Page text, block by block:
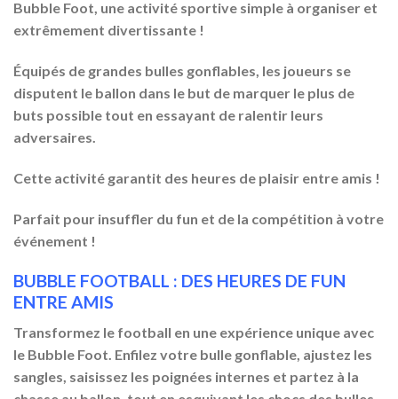
Bubble Foot, une activité sportive simple à organiser et
extrêmement divertissante !
Équipés de grandes bulles gonflables, les joueurs se
disputent le ballon dans le but de marquer le plus de
buts possible tout en essayant de ralentir leurs
adversaires.
Cette activité garantit des heures de plaisir entre amis !
Parfait pour insuffler du fun et de la compétition à votre
événement !
BUBBLE FOOTBALL : DES HEURES DE FUN
ENTRE AMIS
Transformez le football en une expérience unique avec
le Bubble Foot. Enfilez votre bulle gonflable, ajustez les
sangles, saisissez les poignées internes et partez à la